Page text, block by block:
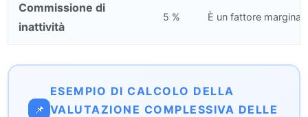
Commissione di
inattività
5 % È un fattore
📌
ESEMPIO DI CALCOLO DELLA
VALUTAZIONE COMPLESSIVA DELLE